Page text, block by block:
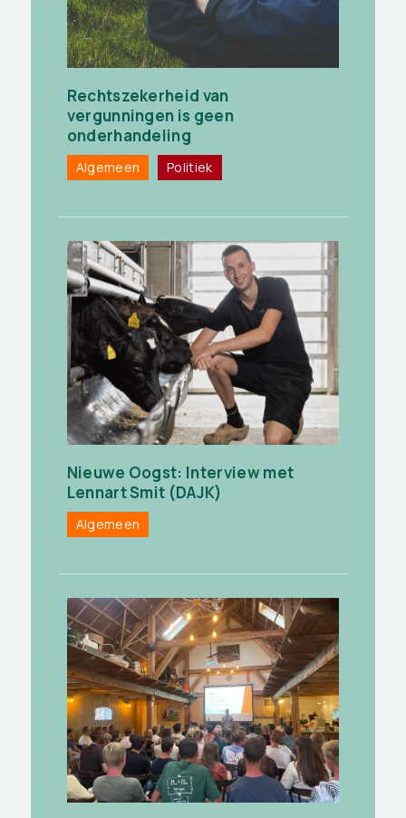
Rechtszekerheid van
vergunningen is geen
onderhandeling
Algemeen Politiek
Nieuwe Oogst: Interview met
Lennart Smit (DAJK)
Algemeen